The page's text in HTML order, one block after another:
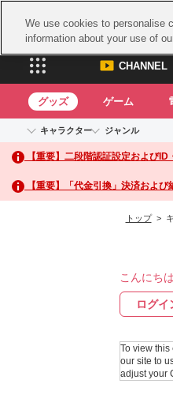
CHANNEL
CHANNEL
ASOBI CHANNEL
グッズ ゲーム
キャラクター
アイドルマスタ
アイドルマスター
アイドルマスター
アイドルマスター
プロジェクトアイ
テイルズ オブ
ジャンル
イベ
トイ
【重要】二段階認証設定および
【重要】「代金引換」決済およ
トップ> キ
こんにちは
ログイ
To view
our site to
adjust your
We use cookies to personalise
information about your use of